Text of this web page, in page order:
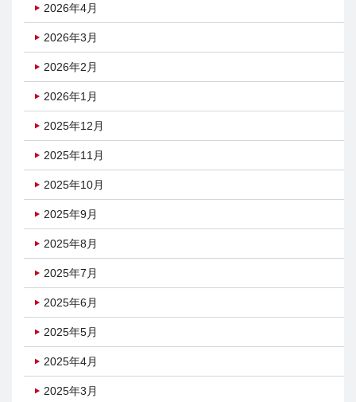
2026年4月
2026年3月
2026年2月
2026年1月
2025年12月
2025年11月
2025年10月
2025年9月
2025年8月
2025年7月
2025年6月
2025年5月
2025年4月
2025年3月